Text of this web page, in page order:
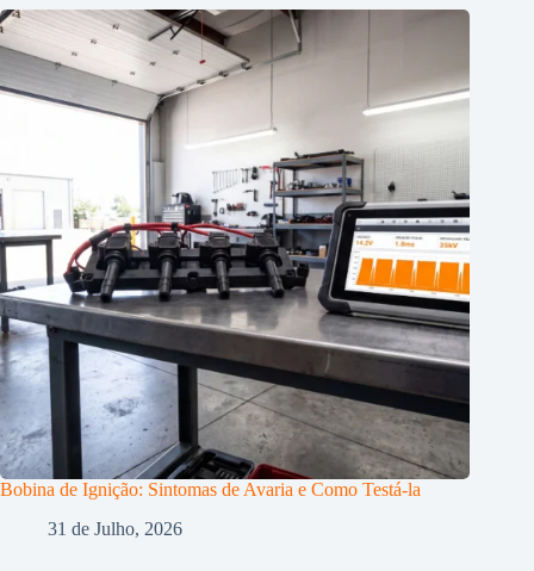
Bobina de Ignição: Sintomas de Avaria e Como Testá-la
31 de Julho, 2026